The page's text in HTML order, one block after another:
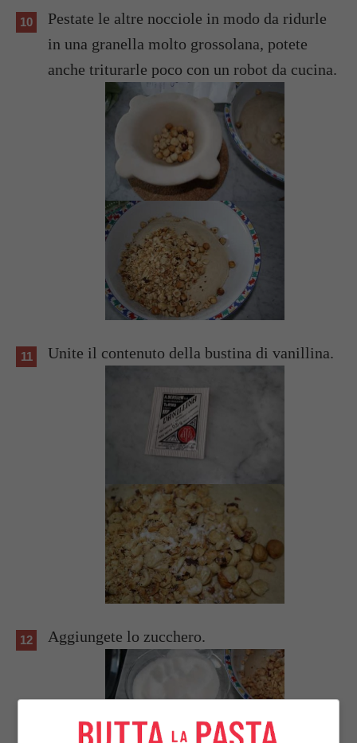
Pestate le altre nocciole in modo da ridurle
in una granella molto grossolana, potete
anche triturarle poco con un robot da cucina.
Unite il contenuto della bustina di vanillina.
Aggiungete lo zucchero.